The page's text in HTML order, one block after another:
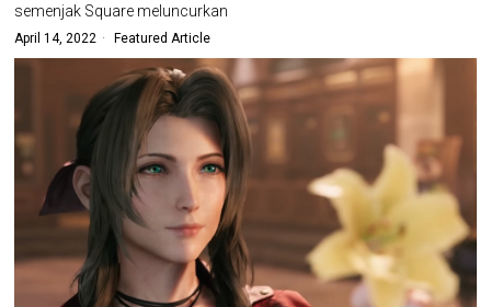
semenjak Square meluncurkan
April 14, 2022 Featured Article